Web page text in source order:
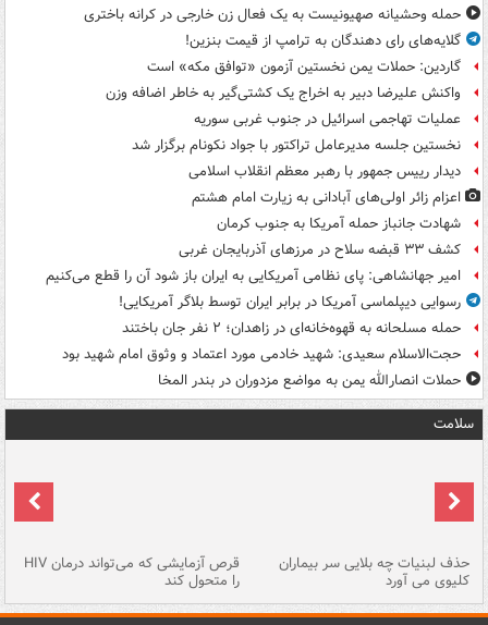
حمله وحشیانه صهیونیست به یک فعال زن خارجی در کرانه باختری
گلایه‌های رای دهندگان به ترامپ از قیمت بنزین!
گاردین: حملات یمن نخستین آزمون «توافق مکه» است
واکنش علیرضا دبیر به اخراج یک کشتی‌گیر به خاطر اضافه وزن
عملیات تهاجمی اسرائیل در جنوب غربی سوریه
نخستین جلسه مدیرعامل تراکتور با جواد نکونام برگزار شد
دیدار رییس جمهور با رهبر معظم انقلاب اسلامی
اعزام زائر اولی‌های آبادانی به زیارت امام هشتم
شهادت جانباز حمله آمریکا به جنوب کرمان
کشف ۳۳ قبضه سلاح در مرزهای آذربایجان غربی
امیر جهانشاهی: پای نظامی آمریکایی به ایران باز شود آن را قطع می‌کنیم
رسوایی دیپلماسی آمریکا در برابر ایران توسط بلاگر آمریکایی!
حمله مسلحانه به قهوه‌خانه‌ای در زاهدان؛ ۲ نفر جان باختند
حجت‌الاسلام سعیدی: شهید خادمی مورد اعتماد و وثوق امام شهید بود
حملات انصارالله یمن به مواضع مزدوران در بندر المخا
سلامت
حذف لبنیات چه بلایی سر بیماران
کلیوی می آورد
قرص آزمایشی که می‌تواند درمان HIV
را متحول کند